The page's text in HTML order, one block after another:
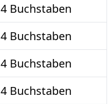
4 Buchstaben
4 Buchstaben
4 Buchstaben
4 Buchstaben